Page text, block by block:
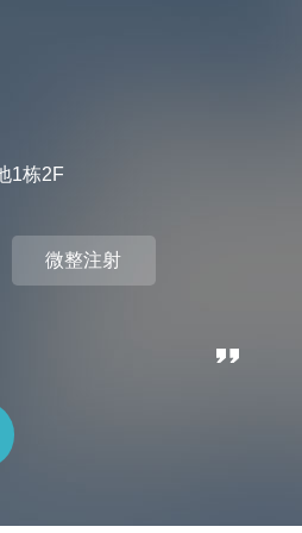
1栋2F
微整注射